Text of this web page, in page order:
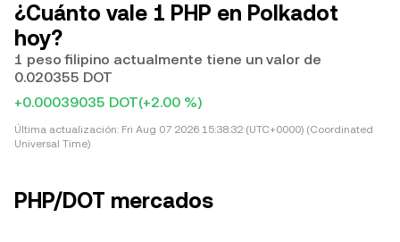
¿Cuánto vale 1 PHP en Polkadot
hoy?
1 peso filipino actualmente tiene un valor de
0.020355 DOT
+0.00039035 DOT(+2.00 %)
Última actualización: Fri Aug 07 2026 15:38:32 (UTC+0000) (Coordinated
Universal Time)
PHP/DOT mercados